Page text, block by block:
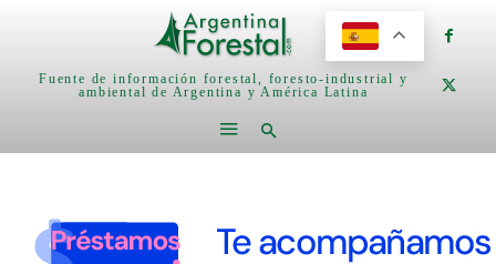
Fuente de información forestal, foresto-industrial y
ambiental de Argentina y América Latina